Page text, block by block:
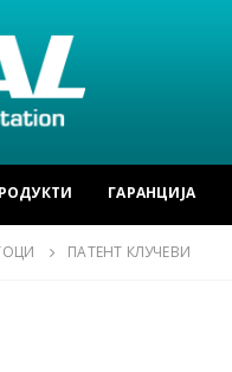
ГАРАНЦИЈА
ПАТЕНТ КЛУЧЕВИ